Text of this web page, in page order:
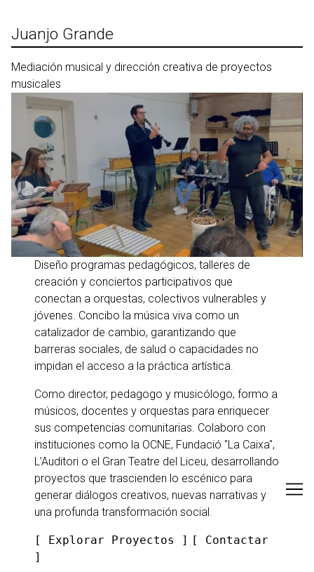
contenido
Juanjo Grande
Mediación musical y dirección creativa de proyectos
musicales
Diseño programas pedagógicos, talleres de
creación y conciertos participativos que
conectan a orquestas, colectivos vulnerables y
jóvenes. Concibo la música viva como un
catalizador de cambio, garantizando que
barreras sociales, de salud o capacidades no
impidan el acceso a la práctica artística.
Como director, pedagogo y musicólogo, formo a
músicos, docentes y orquestas para enriquecer
sus competencias comunitarias. Colaboro con
instituciones como la OCNE, Fundació "La Caixa",
L’Auditori o el Gran Teatre del Liceu, desarrollando
proyectos que trascienden lo escénico para
generar diálogos creativos, nuevas narrativas y
una profunda transformación social.
[ Explorar Proyectos ] [ Contactar
]